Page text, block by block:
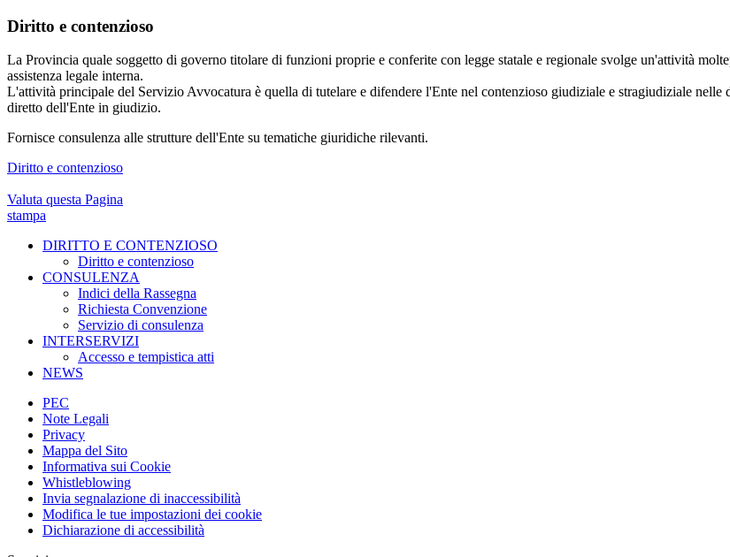
Diritto e contenzioso
La Provincia quale soggetto di governo titolare di funzioni proprie e conferite con legge statale e regionale svolge un'attività
assistenza legale interna.
L'attività principale del Servizio Avvocatura è quella di tutelare e difendere l'Ente nel contenzioso giudiziale e stragiudiziale
diretto dell'Ente in giudizio.
Fornisce consulenza alle strutture dell'Ente su tematiche giuridiche rilevanti.
Diritto e contenzioso
Valuta questa Pagina
stampa
DIRITTO E CONTENZIOSO
Diritto e contenzioso
CONSULENZA
Indici della Rassegna
Richiesta Convenzione
Servizio di consulenza
INTERSERVIZI
Accesso e tempistica atti
NEWS
PEC
Note Legali
Privacy
Mappa del Sito
Informativa sui Cookie
Whistleblowing
Invia segnalazione di inaccessibilità
Modifica le tue impostazioni dei cookie
Dichiarazione di accessibilità